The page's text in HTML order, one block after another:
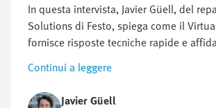
In questa intervista, Javier Güell, del
Solutions di Festo, spiega come il
fornisce risposte tecniche rapide e
attingendo alle risorse Festo. Spiega
esperto digitale Festo sia di supporto
dei problemi e nella ricerca dei prodotti,
Continui a leggere
Javier Güell